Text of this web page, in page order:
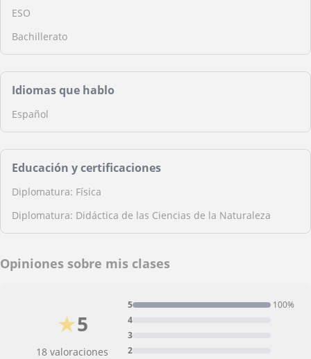
ESO
Bachillerato
Idiomas que hablo
Español
Educación y certificaciones
Diplomatura: Física
Diplomatura: Didáctica de las Ciencias de la Naturaleza
Opiniones sobre mis clases
5
★
18 valoraciones 2
3
4
5 100%